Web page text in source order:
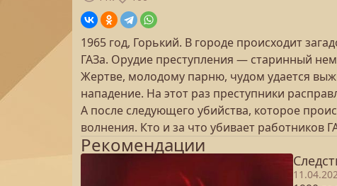
1965 год, Горький. В городе происходит
ГАЗа. Орудие преступления — старинный
Жертве, молодому парню, чудом удается
нападение. На этот раз преступники
А после следующего убийства, которое
волнения. Кто и за что убивает работников
Рекомендации